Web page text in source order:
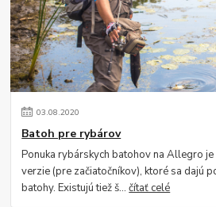
03.08.2020
Batoh pre rybárov
Ponuka rybárskych batohov na Allegro je
verzie (pre začiatočníkov), ktoré sa dajú
batohy. Existujú tiež š...čítať celé